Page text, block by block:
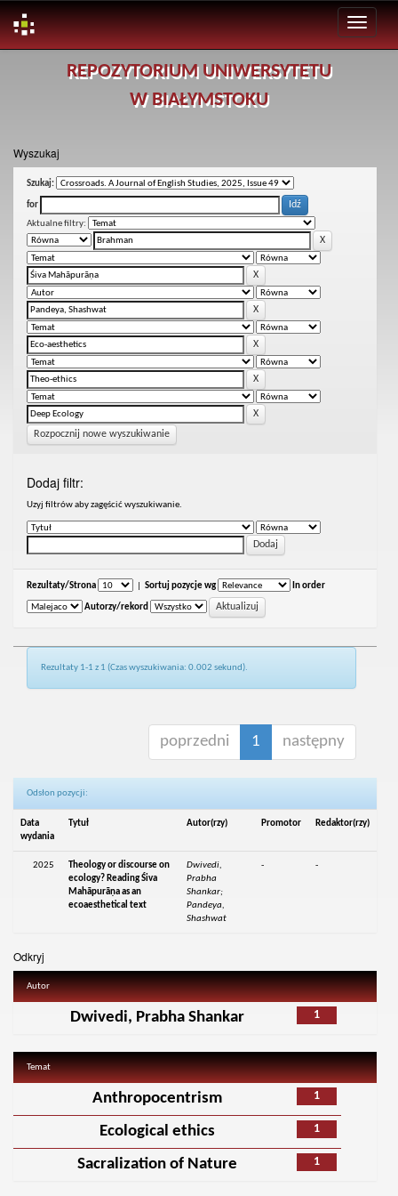
REPOZYTORIUM UNIWERSYTETU
W BIAŁYMSTOKU
Wyszukaj
Szukaj:
for
Aktualne filtry:
Rozpocznij nowe wyszukiwanie
Dodaj filtr:
Uzyj filtrów aby zagęścić wyszukiwanie.
Rezultaty/Strona Sortuj pozycje wg In order
Autorzy/rekord
Rezultaty 1-1 z 1 (Czas wyszukiwania: 0.002 sekund).
poprzedni 1 następny
Odsłon pozycji:
Data
wydania
Tytuł Autor(rzy) Promotor Redaktor(rzy)
2025
Theology or discourse on
ecology? Reading Śiva
Mahāpurāṇa as an
ecoaesthetical text
Dwivedi,
Prabha
Shankar;
Pandeya,
Shashwat
- -
Odkryj
Autor
1
Dwivedi, Prabha Shankar
Temat
1
Anthropocentrism
1
Ecological ethics
1
Sacralization of Nature